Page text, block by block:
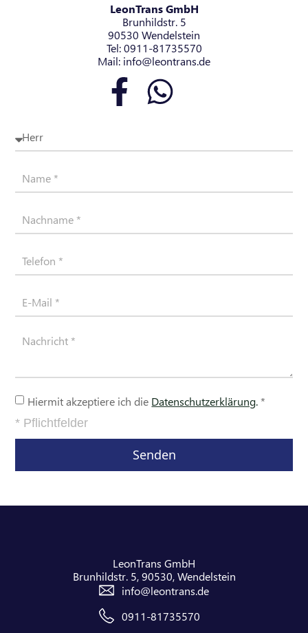
LeonTrans GmbH
Brunhildstr. 5
90530 Wendelstein
Tel:0911-81735570
Mail: info@leontrans.de
Hiermit akzeptiere ich die Datenschutzerklärung.*
* Pflichtfelder
Senden
LeonTrans GmbH
Brunhildstr. 5, 90530, Wendelstein
info@leontrans.de
0911-81735570